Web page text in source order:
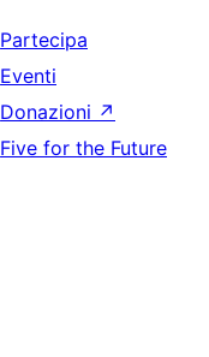
Partecipa
Eventi
Donazioni ↗
Five for the Future